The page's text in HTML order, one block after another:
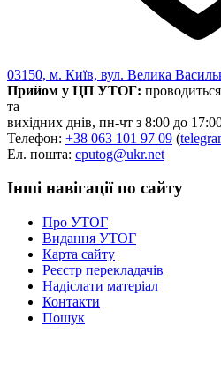
Вивчаємо жестову мову
Ресурс для вивчення
ЦУЖМ
Проєкт "Жестова мова
Про шахрайські схеми
ВІКТОРИНА
На допомогу військовим
Медична термінологія
Статут УТОГ
Нормативна база УТОГ
Конвенція ООН
Законодавство
Декларації
Документи ВФГ
Міжнародні документи
03150, м. Київ, вул. Велика
Прийом у ЦП УТОГ:
та
вихідних днів, пн-чт з 8:00 до
Телефон: +38 063 101 97 09 (
Ел. пошта: cputog@ukr.net
Інші навігації по сайту
Про УТОГ
Видання УТОГ
Карта сайту
Реєстр перекладачів
Надіслати матеріал
Контакти
Пошук